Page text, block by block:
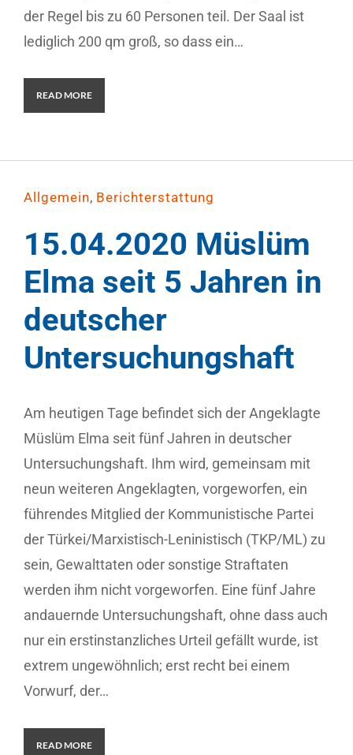
der Regel bis zu 60 Personen teil. Der Saal ist
lediglich 200 qm groß, so dass ein…
READ MORE
Allgemein, Berichterstattung
15.04.2020 Müslüm
Elma seit 5 Jahren in
deutscher
Untersuchungshaft
Am heutigen Tage befindet sich der Angeklagte
Müslüm Elma seit fünf Jahren in deutscher
Untersuchungshaft. Ihm wird, gemeinsam mit
neun weiteren Angeklagten, vorgeworfen, ein
führendes Mitglied der Kommunistische Partei
der Türkei/Marxistisch-Leninistisch (TKP/ML) zu
sein, Gewalttaten oder sonstige Straftaten
werden ihm nicht vorgeworfen. Eine fünf Jahre
andauernde Untersuchungshaft, ohne dass auch
nur ein erstinstanzliches Urteil gefällt wurde, ist
extrem ungewöhnlich; erst recht bei einem
Vorwurf, der…
READ MORE